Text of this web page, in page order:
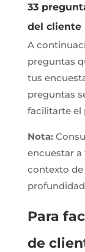
33
del cliente
A
preguntas
tus
preguntas
facilitarte el
Nota:
encuestar a
contexto de
Para
de